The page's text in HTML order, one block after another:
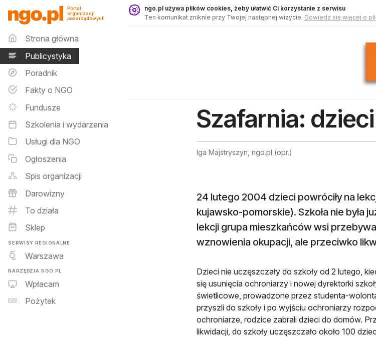
Publicystyka - ngo.pl
Portal
organizacji
pozarządowych
Menu główne
Strona główna
Publicystyka
Poradnik
Fakty o NGO
Fundusze
Szkolenia i wydarzenia
Usługi dla NGO
Ogłoszenia
Spis organizacji
Darowizny
To działa
Sklep
SERWISY REGIONALNE
Warszawa
NARZĘDZIA NGO.PL
Wpłacam
Pożytek
ngo.pl używa plików cookies, żeby ułatwić Ci korzystanie z serwisu
Ten komunikat zniknie przy Twojej następnej wizycie. Dowiedz się więcej o
Szafarnia:
Iga Majstryszyn, ngo.pl (opr.)
24 lutego 2004 dzieci powróciły na
kujawsko-pomorskie). Szkoła nie była
lekcji grupa mieszkańców wsi
wznowienia okupacji, ale przeciwko
Dzieci nie uczęszczały do szkoły od 2 lutego,
się usunięcia ochroniarzy i nowej dyrektorki
świetlicowe, prowadzone przez studenta-
przyszli do szkoły i po wyjściu ochroniarzy
ochroniarze, rodzice zabrali dzieci do domów.
likwidacji, do szkoły uczęszczało około 100